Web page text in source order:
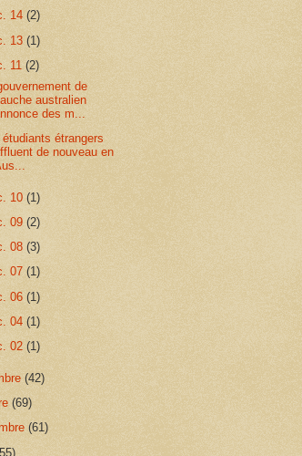
14 (2)
13 (1)
11 (2)
de
australien
des m...
étudiants étrangers
de nouveau en
10 (1)
09 (2)
08 (3)
07 (1)
06 (1)
04 (1)
02 (1)
(42)
(69)
(61)